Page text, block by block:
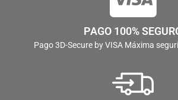
PAGO 100%
Pago 3D-Secure by VISA Máxima